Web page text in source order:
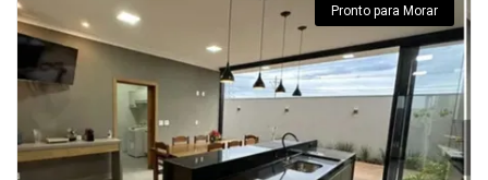
Pronto para Morar